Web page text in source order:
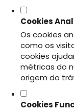
Cookies
Os cookies
como os
cookies
métricas do
origem do
Cookies